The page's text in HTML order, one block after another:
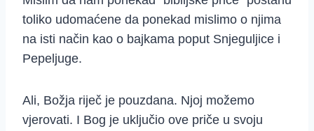
toliko udomaćene da ponekad mislimo o njima
na isti način kao o bajkama poput Snjeguljice i
Pepeljuge.
Ali, Božja riječ je pouzdana. Njoj možemo
vjerovati. I Bog je uključio ove priče u svoju